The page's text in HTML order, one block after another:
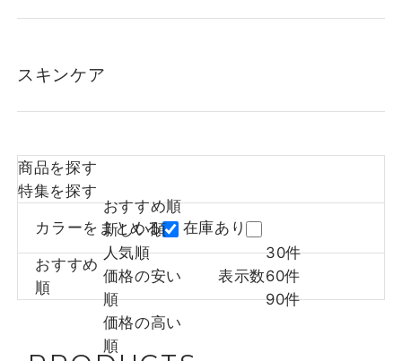
スキンケア
商品を探す
特集を探す
カラーをまとめる 在庫あり
おすすめ
順
おすすめ順
新しい順
人気順
価格の安い
順
価格の高い
順
表示数
30件
60件
90件